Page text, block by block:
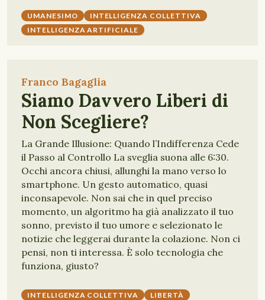
UMANESIMO
INTELLIGENZA COLLETTIVA
INTELLIGENZA ARTIFICIALE
Franco Bagaglia
Siamo Davvero Liberi di
Non Scegliere?
La Grande Illusione: Quando l’Indifferenza Cede
il Passo al Controllo La sveglia suona alle 6:30.
Occhi ancora chiusi, allunghi la mano verso lo
smartphone. Un gesto automatico, quasi
inconsapevole. Non sai che in quel preciso
momento, un algoritmo ha già analizzato il tuo
sonno, previsto il tuo umore e selezionato le
notizie che leggerai durante la colazione. Non ci
pensi, non ti interessa. È solo tecnologia che
funziona, giusto?
INTELLIGENZA COLLETTIVA
LIBERTÀ